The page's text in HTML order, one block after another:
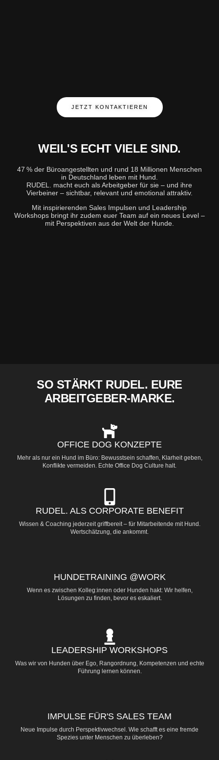
JETZT KONTAKTIEREN
WEIL'S ECHT VIELE SIND.
47 % der Büroangestellten und rund 18 Millionen Menschen
in Deutschland leben mit Hund.
RUDEL. macht euch als Arbeitgeber für sie – und ihre
Vierbeiner – sichtbar, relevant und emotional attraktiv.
Mit inspirierenden Sales Impulsen und Leadership
Workshops bringt ihr zudem euer Team auf ein neues Level –
mit Perspektiven aus der Welt der Hunde.
SO STÄRKT RUDEL. EURE
ARBEITGEBER-MARKE.
OFFICE DOG KONZEPTE
Mehr als nur ein Hund im Büro: Bewusstsein schaffen, Klarheit geben,
Konflikte vermeiden. Echte Office Dog Culture halt.
RUDEL. ALS CORPORATE BENEFIT
Wissen & Coaching jederzeit griffbereit – für Mitarbeitende mit Hund.
Wertschätzung, die ankommt.
HUNDETRAINING @WORK
Wenn es zwischen Kolleg:innen oder Hunden hakt: Wir helfen,
Lösungen zu finden, bevor es eskaliert.
LEADERSHIP WORKSHOPS
Was wir von Hunden über Ego, Rangordnung, Kompetenzen und echte
Führung lernen können.
IMPULSE FÜR'S SALES TEAM
Neue Impulse durch Perspektivwechsel. Wie schafft es eine fremde
Spezies unter Menschen zu überleben?